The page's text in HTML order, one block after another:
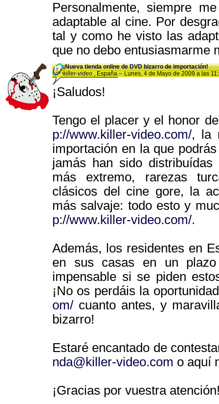
Personalmente, siempre
adaptable al cine. Por
tal y como he visto las
que no debo entusiasmarme
¡Nueva tienda online de DVD bizarro de importación!
killer-video , España -- Lunes, 4 de Mayo de 2009 a las
¡Saludos!
Tengo el placer y el honor
p://www.killer-video.com/, la
importación en la que
jamás han sido
más extremo, rarezas
clásicos del cine gore, la
más salvaje: todo esto y
p://www.killer-video.com/.
Además, los residentes en
en sus casas en un plazo
impensable si se piden
¡No os perdáis la
om/ cuanto antes, y
bizarro!
Estaré encantado de
nda@killer-video.com o aquí
¡Gracias por vuestra